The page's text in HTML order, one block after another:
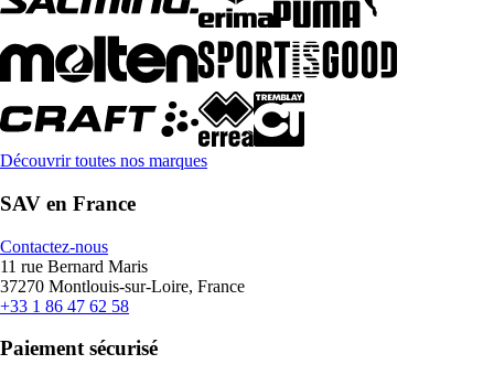
Découvrir toutes nos marques
SAV en France
Contactez-nous
11 rue Bernard Maris
37270 Montlouis-sur-Loire, France
+33 1 86 47 62 58
Paiement sécurisé